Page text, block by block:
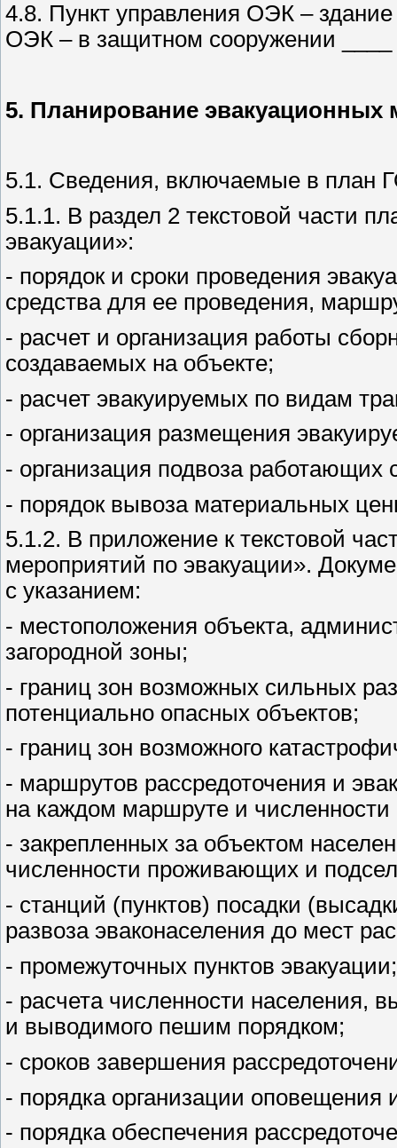
4.8. Пункт управления ОЭК – здание
ОЭК – в защитном сооружении ____
5. Планирование эвакуационных
5.1. Сведения, включаемые в план
5.1.1. В раздел 2 текстовой части
эвакуации»:
- порядок и сроки проведения
средства для ее проведения,
- расчет и организация работы
создаваемых на объекте;
- расчет эвакуируемых по видам
- организация размещения
- организация подвоза работающих
- порядок вывоза материальных
5.1.2. В приложение к текстовой
мероприятий по эвакуации».
с указанием:
- местоположения объекта,
загородной зоны;
- границ зон возможных сильных
потенциально опасных объектов;
- границ зон возможного
- маршрутов рассредоточения и
на каждом маршруте и
- закрепленных за объектом
численности проживающих и
- станций (пунктов) посадки
развоза эваконаселения до мест
- промежуточных пунктов эвакуации;
- расчета численности населения,
и выводимого пешим порядком;
- сроков завершения
- порядка организации оповещения
- порядка обеспечения